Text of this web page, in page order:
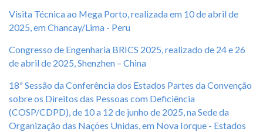
Transparência
Prestação
de
Visita Técnica ao Mega Porto, realizada em 10 de abril de
2025, em Chancay/Lima - Peru
Congresso de Engenharia BRICS 2025, realizado de 24 e 26
de abril de 2025, Shenzhen – China
18ª Sessão da Conferência dos Estados Partes da Convenção
sobre os Direitos das Pessoas com Deficiência
(COSP/CDPD), de 10 a 12 de junho de 2025, na Sede da
Organização das Nações Unidas, em Nova Iorque - Estados